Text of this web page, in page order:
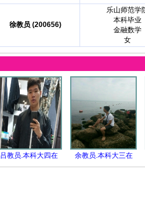
徐教员 (200656)
乐山师范学
本科毕业
金融数学
女
吕教员.本科大四在 余教员.本科大三在